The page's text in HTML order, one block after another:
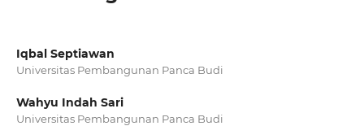
Iqbal Septiawan
Universitas Pembangunan Panca Budi
Wahyu Indah Sari
Universitas Pembangunan Panca Budi